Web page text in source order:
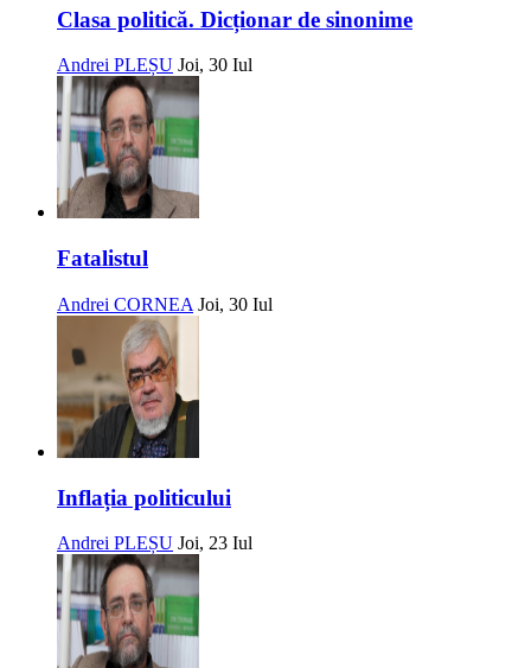
Clasa politică. Dicționar de sinonime
Andrei PLEȘU Joi, 30 Iul
Fatalistul
Andrei CORNEA Joi, 30 Iul
Inflația politicului
Andrei PLEȘU Joi, 23 Iul